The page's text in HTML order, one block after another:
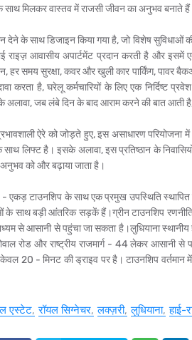
मिलकर वास्तव में राजसी जीवन का अनुभव बनाते
देने के साथ डिजाइन किया गया है, जो विशेष सुविधाओं
राइज़ आवासीय अपार्टमेंट प्रदान करती है और इसमें
हर समय सुरक्षा, कवर और खुली कार पार्किंग,
करता है, घरेलू कर्मचारियों के लिए एक निर्दिष्ट
जब लंबे दिन के बाद आराम करने की बात आती है,
ऐरे को जोड़ते हुए, इस असाधारण
साथ लिफ्ट है। इसके अलावा, इस प्रतिष्ठान के
को और बढ़ाया जाता है।
टाउनशिप के साथ एक प्रमुख उपस्थिति स्थापित
के साथ बड़ी आंतरिक सड़कें हैं।ग्रीन टाउनशिप
से आसानी से पहुंचा जा सकता है।लुधियाना
रोड और राष्ट्रीय राजमार्ग - 44 लेकर आसानी
केवल 20 - मिनट की ड्राइव पर है। टाउनशिप
एस्टेट रॉयल सिग्नेचर लक्ज़री लुधियाना हाई-